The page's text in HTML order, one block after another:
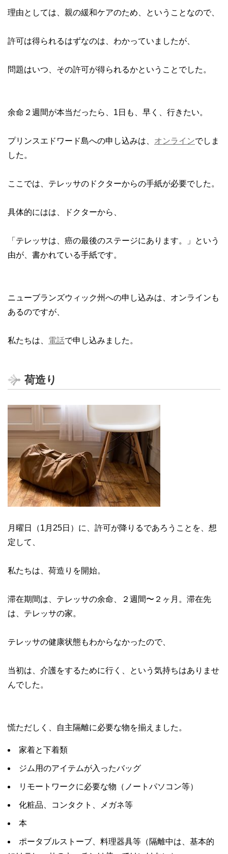
理由としては、親の緩和ケアのため、ということなので、
許可は得られるはずなのは、わかっていましたが、
問題はいつ、その許可が得られるかということでした。
余命２週間が本当だったら、1日も、早く、行きたい。
プリンスエドワード島への申し込みは、 オンラインでしま
した。
ここでは、テレッサのドクターからの手紙が必要でした。
具体的にはは、ドクターから、
「テレッサは、癌の最後のステージにあります。」という
由が、書かれている手紙です。
ニューブランズウィック州への申し込みは、オンラインも
あるのですが、
私たちは、 電話で申し込みました。
荷造り
月曜日（1月25日）に、許可が降りるであろうことを、想
定して、
私たちは、荷造りを開始。
滞在期間は、テレッサの余命、２週間〜２ヶ月。滞在先
は、テレッサの家。
テレッサの健康状態もわからなかったので、
当初は、介護をするために行く、という気持ちはありませ
んでした。
慌ただしく、自主隔離に必要な物を揃えました。
家着と下着類
ジム用のアイテムが入ったバッグ
リモートワークに必要な物（ノートパソコン等）
化粧品、コンタクト、メガネ等
本
ポータブルストーブ、料理器具等（隔離中は、基本的